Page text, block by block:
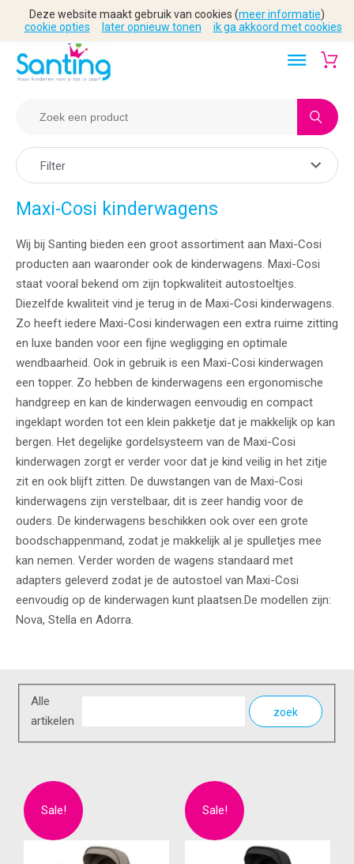
Filter
Maxi-Cosi kinderwagens
Wij bij Santing bieden een groot assortiment aan Maxi-Cosi
producten aan waaronder ook de kinderwagens. Maxi-Cosi
staat vooral bekend om zijn topkwaliteit autostoeltjes.
Diezelfde kwaliteit vind je terug in de Maxi-Cosi kinderwagens.
Zo heeft iedere Maxi-Cosi kinderwagen een extra ruime zitting
en luxe banden voor een fijne wegligging en optimale
wendbaarheid. Ook in gebruik is een Maxi-Cosi kinderwagen
een topper. Zo hebben de kinderwagens een ergonomische
handgreep en kan de kinderwagen eenvoudig en compact
ingeklapt worden tot een klein pakketje dat je makkelijk op kan
bergen. Het degelijke gordelsysteem van de Maxi-Cosi
kinderwagen zorgt er verder voor dat je kind veilig in het zitje
zit en ook blijft zitten. De duwstangen van de Maxi-Cosi
kinderwagens zijn verstelbaar, dit is zeer handig voor de
ouders. De kinderwagens beschikken ook over een grote
boodschappenmand, zodat je makkelijk al je spulletjes mee
kan nemen. Verder worden de wagens standaard met
adapters geleverd zodat je de autostoel van Maxi-Cosi
eenvoudig op de kinderwagen kunt plaatsen.De modellen zijn:
Nova, Stella en Adorra.
Alle
artikelen
zoek
Deze website maakt gebruik van cookies (meer informatie)
cookie opties
later opnieuw tonen ik ga akkoord met cookies